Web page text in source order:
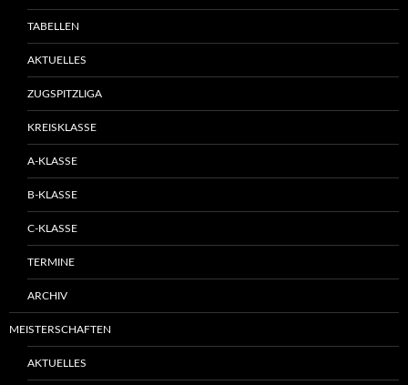
TABELLEN
AKTUELLES
ZUGSPITZLIGA
KREISKLASSE
A-KLASSE
B-KLASSE
C-KLASSE
TERMINE
ARCHIV
MEISTERSCHAFTEN
AKTUELLES